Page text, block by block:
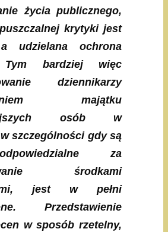
życia publicznego,
krytyki jest
udzielana ochrona
Tym bardziej więc
dziennikarzy
majątku
osób w
szczególności gdy są
za
środkami
jest w pełni
Przedstawienie
w sposób rzetelny,